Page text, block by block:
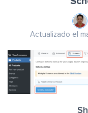
Actualizado el